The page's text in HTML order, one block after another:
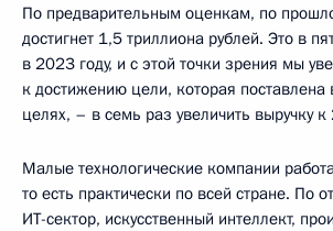
По предварительным оценкам, по
достигнет 1,5 триллиона рублей. Это в
в 2023 году, и с этой точки зрения мы
к достижению цели, которая
целях, – в семь раз увеличить выручку к
Малые технологические компании
то есть практически по всей стране. По
ИТ-сектор, искусственный интеллект,